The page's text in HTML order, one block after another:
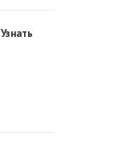
Узнать